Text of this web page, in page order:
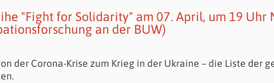
"Fight for Solidarity" am 07. April, um 19 Uhr
an der BUW)
der Corona-Krise zum Krieg in der Ukraine – die Liste der